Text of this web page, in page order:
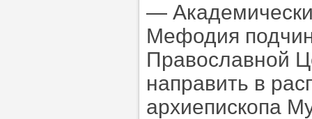
—
Мефодия
Православной
направить в
архиепископа